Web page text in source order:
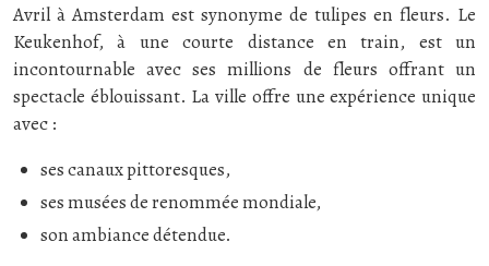
Avril à Amsterdam est synonyme de tulipes en fleurs. Le
Keukenhof, à une courte distance en train, est un
incontournable avec ses millions de fleurs offrant un
spectacle éblouissant. La ville offre une expérience unique
avec :
ses canaux pittoresques,
ses musées de renommée mondiale,
son ambiance détendue.